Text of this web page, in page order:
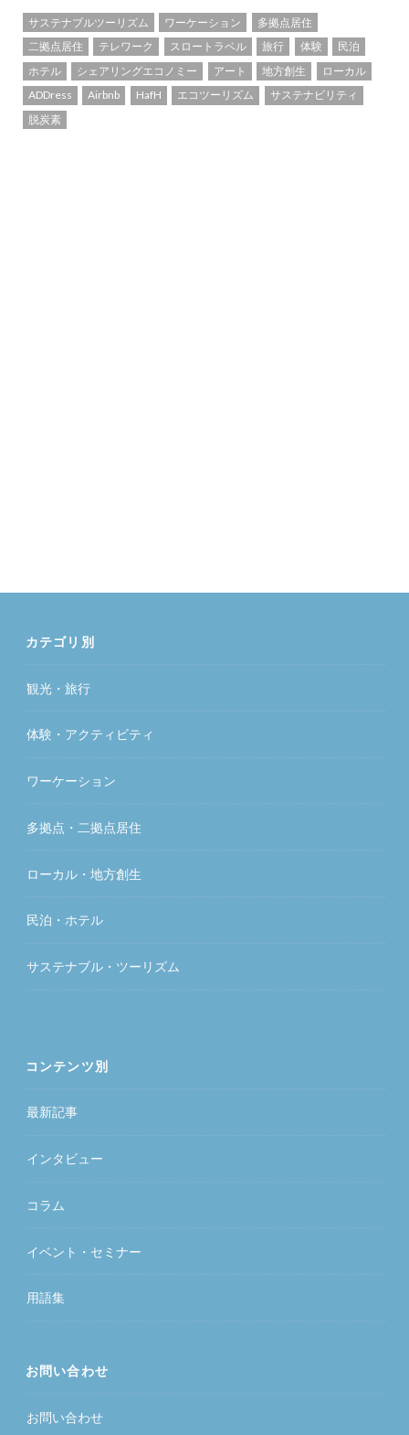
サステナブルツーリズム ワーケーション
多拠点居住
二拠点居住
テレワーク スロートラベル 旅行 体験
民泊
ホテル
シェアリングエコノミー アート 地方創生
ローカル
ADDress
Airbnb HafH エコツーリズム
サステナビリティ
脱炭素
カテゴリ別
観光・旅行
体験・アクティビティ
ワーケーション
多拠点・二拠点居住
ローカル・地方創生
民泊・ホテル
サステナブル・ツーリズム
コンテンツ別
最新記事
インタビュー
コラム
イベント・セミナー
用語集
お問い合わせ
お問い合わせ